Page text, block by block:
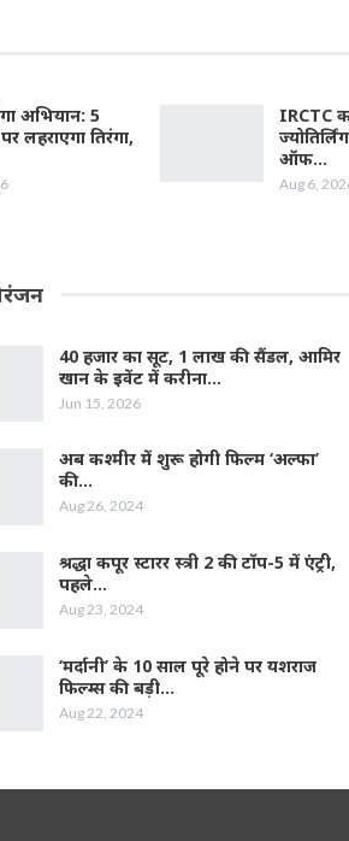
अभियान: 5
लहराएगा तिरंगा,
IRCTC
ऑफ…
Aug 6,
40 हजार का सूट, 1 लाख की सैंडल, आमिर
खान के इवेंट में करीना…
Jun 15, 2026
अब कश्मीर में शुरू होगी फिल्‍म ‘अल्फा’
की…
Aug 26, 2024
श्रद्धा कपूर स्‍टारर स्‍त्री 2 की टॉप-5 में एंट्री,
पहले…
Aug 23, 2024
‘मर्दानी’ के 10 साल पूरे होने पर यशराज
फिल्‍म्‍स की बड़ी…
Aug 22, 2024